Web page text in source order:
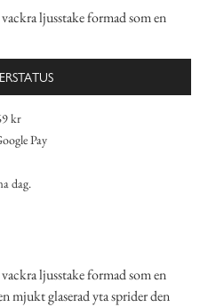
ljusstake formad som en
kr
Pay
dag.
ljusstake formad som en
mjukt glaserad yta sprider den